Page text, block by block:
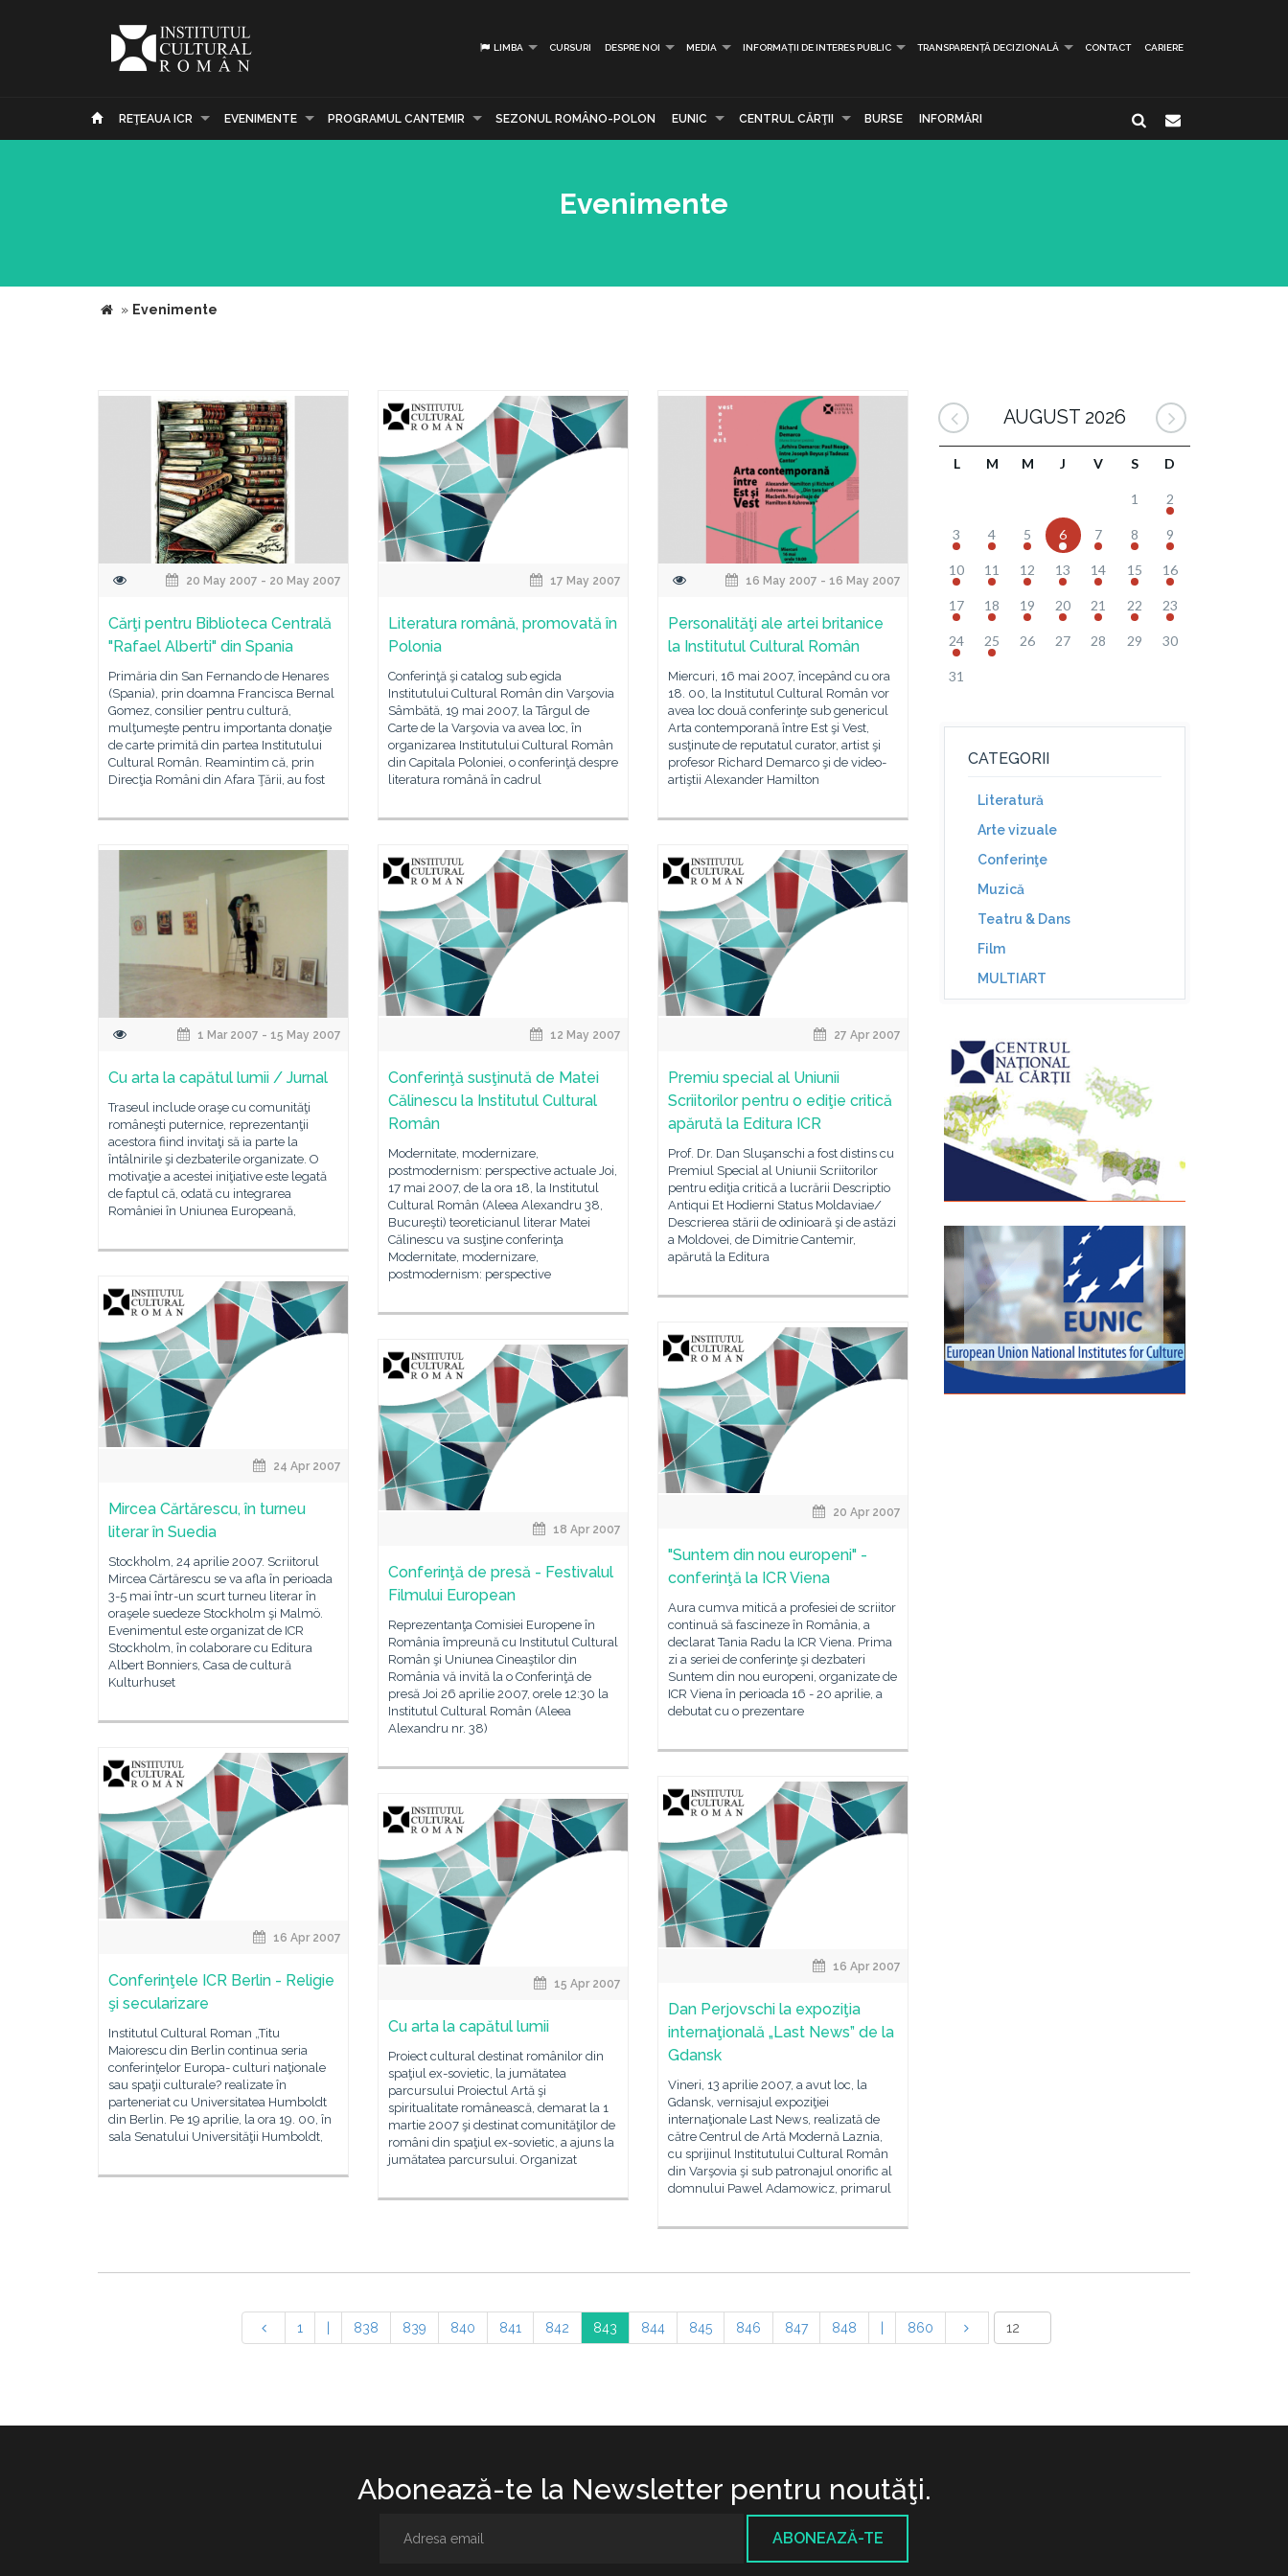
LIMBA CURSURI DESPRE NOI MEDIA INFORMAȚII DE INTERES PUBLIC TRANSPARENȚĂ DECIZIONALĂ CONTACT CARIERE
REŢEAUA ICR EVENIMENTE PROGRAMUL CANTEMIR SEZONUL ROMÂNO-POLON EUNIC CENTRUL CĂRŢII BURSE INFORMĂRI
Evenimente
» Evenimente
20 May 2007 - 20 May 2007
Cărţi pentru Biblioteca Centrală
"Rafael Alberti" din Spania
Primăria din San Fernando de Henares
(Spania), prin doamna Francisca Bernal
Gomez, consilier pentru cultură,
mulţumeşte pentru importanta donaţie
de carte primită din partea Institutului
Cultural Român. Reamintim că, prin
Direcţia Români din Afara Ţării, au fost
17 May 2007
Literatura română, promovată în
Polonia
Conferinţă şi catalog sub egida
Institutului Cultural Român din Varşovia
Sâmbătă, 19 mai 2007, la Târgul de
Carte de la Varşovia va avea loc, în
organizarea Institutului Cultural Român
din Capitala Poloniei, o conferinţă despre
literatura română în cadrul
16 May 2007 - 16 May 2007
Personalităţi ale artei britanice
la Institutul Cultural Român
Miercuri, 16 mai 2007, începând cu ora
18. 00, la Institutul Cultural Român vor
avea loc două conferinţe sub genericul
Arta contemporană între Est şi Vest,
susţinute de reputatul curator, artist şi
profesor Richard Demarco şi de video-
artiştii Alexander Hamilton
1 Mar 2007 - 15 May 2007
Cu arta la capătul lumii / Jurnal
Traseul include oraşe cu comunităţi
româneşti puternice, reprezentanţii
acestora fiind invitaţi să ia parte la
întâlnirile şi dezbaterile organizate. O
motivaţie a acestei iniţiative este legată
de faptul că, odată cu integrarea
României în Uniunea Europeană,
12 May 2007
Conferinţă susţinută de Matei
Călinescu la Institutul Cultural
Român
Modernitate, modernizare,
postmodernism: perspective actuale Joi,
17 mai 2007, de la ora 18, la Institutul
Cultural Român (Aleea Alexandru 38,
Bucureşti) teoreticianul literar Matei
Călinescu va susţine conferinţa
Modernitate, modernizare,
postmodernism: perspective
27 Apr 2007
Premiu special al Uniunii
Scriitorilor pentru o ediţie critică
apărută la Editura ICR
Prof. Dr. Dan Sluşanschi a fost distins cu
Premiul Special al Uniunii Scriitorilor
pentru ediţia critică a lucrării Descriptio
Antiqui Et Hodierni Status Moldaviae/
Descrierea stării de odinioară şi de astăzi
a Moldovei, de Dimitrie Cantemir,
apărută la Editura
24 Apr 2007
Mircea Cărtărescu, în turneu
literar în Suedia
Stockholm, 24 aprilie 2007. Scriitorul
Mircea Cărtărescu se va afla în perioada
3-5 mai într-un scurt turneu literar în
oraşele suedeze Stockholm şi Malmö.
Evenimentul este organizat de ICR
Stockholm, în colaborare cu Editura
Albert Bonniers, Casa de cultură
Kulturhuset
20 Apr 2007
"Suntem din nou europeni" -
conferinţă la ICR Viena
Aura cumva mitică a profesiei de scriitor
continuă să fascineze în România, a
declarat Tania Radu la ICR Viena. Prima
zi a seriei de conferinţe şi dezbateri
Suntem din nou europeni, organizate de
ICR Viena în perioada 16 - 20 aprilie, a
debutat cu o prezentare
18 Apr 2007
Conferinţă de presă - Festivalul
Filmului European
Reprezentanţa Comisiei Europene în
România împreună cu Institutul Cultural
Român şi Uniunea Cineaştilor din
România vă invită la o Conferinţă de
presă Joi 26 aprilie 2007, orele 12:30 la
Institutul Cultural Român (Aleea
Alexandru nr. 38)
16 Apr 2007
Conferinţele ICR Berlin - Religie
şi secularizare
Institutul Cultural Roman „Titu
Maiorescu din Berlin continua seria
conferinţelor Europa- culturi naţionale
sau spaţii culturale? realizate în
parteneriat cu Universitatea Humboldt
din Berlin. Pe 19 aprilie, la ora 19. 00, în
sala Senatului Universităţii Humboldt,
16 Apr 2007
Dan Perjovschi la expoziţia
internaţională „Last News” de la
Gdansk
Vineri, 13 aprilie 2007, a avut loc, la
Gdansk, vernisajul expoziţiei
internaţionale Last News, realizată de
către Centrul de Artă Modernă Laznia,
cu sprijinul Institutului Cultural Român
din Varşovia şi sub patronajul onorific al
domnului Pawel Adamowicz, primarul
15 Apr 2007
Cu arta la capătul lumii
Proiect cultural destinat românilor din
spaţiul ex-sovietic, la jumătatea
parcursului Proiectul Artă şi
spiritualitate românească, demarat la 1
martie 2007 şi destinat comunităţilor de
români din spaţiul ex-sovietic, a ajuns la
jumătatea parcursului. Organizat
AUGUST 2026
L M M J V S D
1 2
3 4 5 6 7 8 9
10 11 12 13 14 15 16
17 18 19 20 21 22 23
24 25 26 27 28 29 30
31
CATEGORII
Literatură
Arte vizuale
Conferinţe
Muzică
Teatru & Dans
Film
MULTIART
1 838 839 840 841 842 843 844 845 846 847 848 860
Abonează-te la Newsletter pentru noutăţi.
ABONEAZĂ-TE